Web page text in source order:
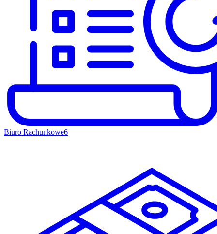
Biuro Rachunkowe6